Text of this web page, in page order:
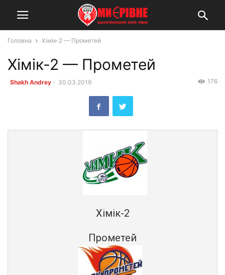
Головна Хімік-2 — Прометей
Хімік-2 — Прометей
Shakh Andrey - 30.03.2019 176
Хімік-2
Прометей